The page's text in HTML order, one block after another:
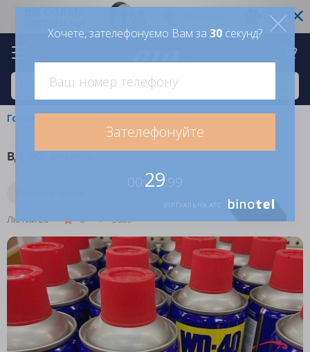
Головна Блог Корисно знати
ВД-40: аналоги
Лютий 26 0 3689
Хочете, зателефонуємо Вам за 30секунд?
Зателефонуйте
00:29:99
ВІРТУАЛЬНА АТС